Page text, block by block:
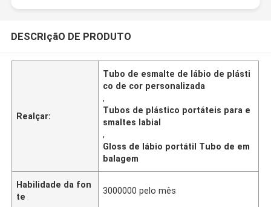
DESCRIçãO DE PRODUTO
Realçar:
Tubo de esmalte de lábio de plásti
co de cor personalizada
,
Tubos de plástico portáteis para e
smaltes labial
,
Gloss de lábio portátil Tubo de em
balagem
Habilidade da fon
te
3000000 pelo mês